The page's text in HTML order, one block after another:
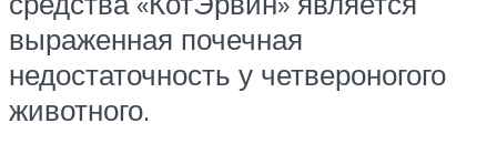
выраженная почечная
недостаточность у четвероногого
животного.